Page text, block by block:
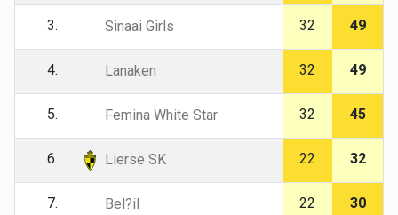
3. Sinaai Girls 32 49
4. Lanaken 32 49
5. Femina White Star 32 45
6. Lierse SK 22 32
7. Bel?il 22 30